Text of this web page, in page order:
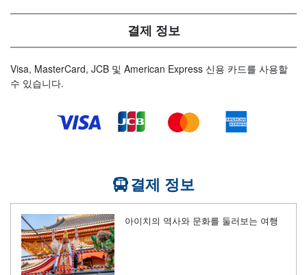
결제 정보
Visa, MasterCard, JCB 및 American Express 신용 카드를 사용할
수 있습니다.
결제 정보
아이치의 역사와 문화를 둘러보는 여행